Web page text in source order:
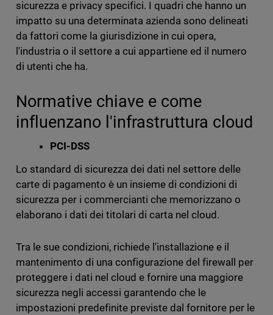
sicurezza e privacy specifici. I quadri che hanno un
impatto su una determinata azienda sono delineati
da fattori come la giurisdizione in cui opera,
l'industria o il settore a cui appartiene ed il numero
di utenti che ha.
Normative chiave e come
influenzano l'infrastruttura cloud
PCI-DSS
Lo standard di sicurezza dei dati nel settore delle
carte di pagamento è un insieme di condizioni di
sicurezza per i commercianti che memorizzano o
elaborano i dati dei titolari di carta nel cloud.
Tra le sue condizioni, richiede l'installazione e il
mantenimento di una configurazione del firewall per
proteggere i dati nel cloud e fornire una maggiore
sicurezza negli accessi garantendo che le
impostazioni predefinite previste dal fornitore per le